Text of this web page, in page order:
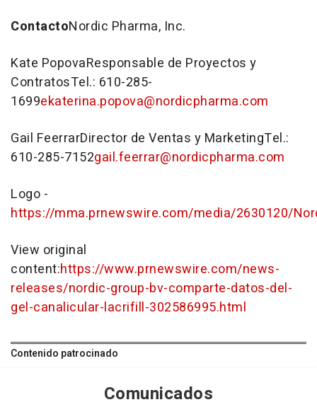
ContactoNordic Pharma, Inc.
Kate PopovaResponsable de Proyectos y
ContratosTel.: 610-285-
1699ekaterina.popova@nordicpharma.com
Gail FeerrarDirector de Ventas y MarketingTel.:
610-285-7152gail.feerrar@nordicpharma.com
Logo -
https://mma.prnewswire.com/media/2630120/
View original
content:https://www.prnewswire.com/news-
releases/nordic-group-bv-comparte-datos-del-
gel-canalicular-lacrifill-302586995.html
Contenido patrocinado
Comunicados